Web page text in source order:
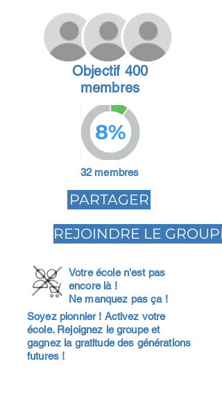
Objectif 400
membres
8%
32 membres
PARTAGER
REJOINDRE LE GROUPE
Votre école n'est pas
encore là !
Ne manquez pas ça !
Soyez pionnier ! Activez votre
école. Rejoignez le groupe et
gagnez la gratitude des générations
futures !